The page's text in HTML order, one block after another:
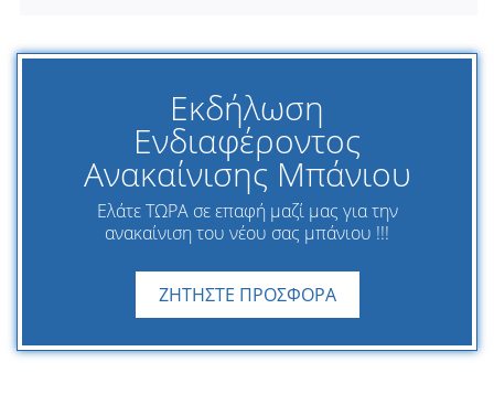
Εκδήλωση
Ενδιαφέροντος
Ανακαίνισης Μπάνιου
Ελάτε ΤΩΡΑ σε επαφή μαζί μας για την
ανακαίνιση του νέου σας μπάνιου !!!
ΖΗΤΗΣΤΕ ΠΡΟΣΦΟΡΑ